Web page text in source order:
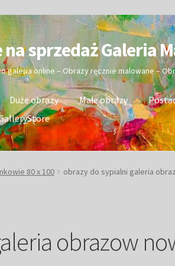
sprzedaż Galeria
galeria online – Obrazy ręcznie malowane –
Duże obrazy Małe obrazy
80 x 100 obrazy do sypialni galeria
obrazow